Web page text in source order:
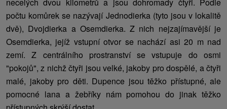
počtu komůrek se nazývají Jednodierka (tyto jsou v lokalitě
dvě), Dvojdierka a Osemdierka. Z nich nejzajímavější je
Osemdierka, jejíž vstupní otvor se nachází asi 20 m nad
zemí. Z centrálního prostranství se vstupuje do osmi
"pokojů", z nichž čtyři jsou velké, jakoby pro dospělé, a čtyři
malé, jakoby pro děti. Dupence jsou těžko přístupné, ale
pomocné lana a žebříky nám pomohou do jinak těžko